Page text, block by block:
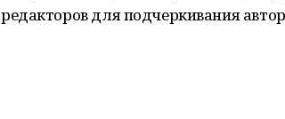
для подчеркивания